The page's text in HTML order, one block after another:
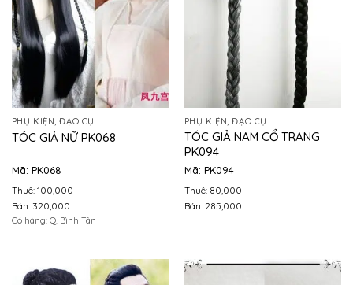
PHỤ KIỆN, ĐẠO CỤ
TÓC GIẢ NỮ PK068
Mã: PK068
Thuê: 100,000
Bán: 320,000
Có hàng: Q. Bình Tân
PHỤ KIỆN, ĐẠO CỤ
TÓC GIẢ NAM CỔ TRANG
PK094
Mã: PK094
Thuê: 80,000
Bán: 285,000